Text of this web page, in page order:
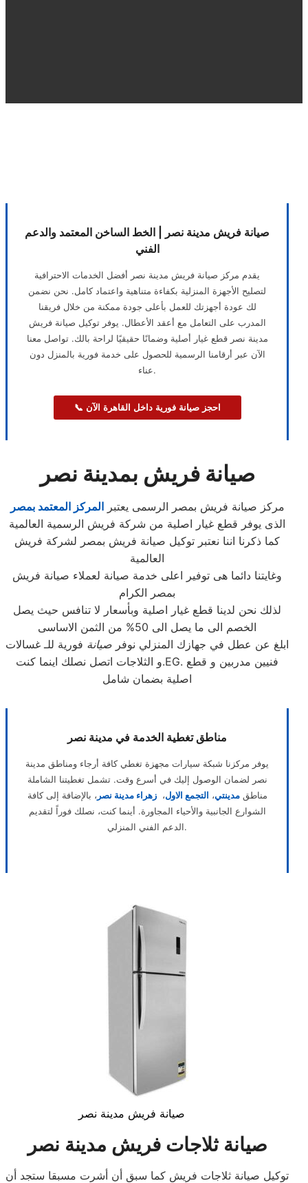
صيانة فريش مدينة نصر | الخط الساخن المعتمد والدعم
الفني
يقدم مركز صيانة فريش مدينة نصر أفضل الخدمات الاحترافية
لتصليح الأجهزة المنزلية بكفاءة متناهية واعتماد كامل. نحن نضمن
لك عودة أجهزتك للعمل بأعلى جودة ممكنة من خلال فريقنا
المدرب على التعامل مع أعقد الأعطال. يوفر توكيل صيانة فريش
مدينة نصر قطع غيار أصلية وضمانًا حقيقيًا لراحة بالك. تواصل معنا
الآن عبر أرقامنا الرسمية للحصول على خدمة فورية بالمنزل دون
عناء.
📞 احجز صيانة فورية داخل القاهرة الآن
صيانة فريش بمدينة نصر
مركز صيانة فريش بمصر الرسمى يعتبرالمركز المعتمد بمصر
الذى يوفر قطع غيار اصلية من شركة فريش الرسمية العالمية
كما ذكرنا اننا نعتبر توكيل صيانة فريش بمصر لشركة فريش
العالمية
وغايتنا دائما هى توفير اعلى خدمة صيانة لعملاء صيانة فريش
بمصر الكرام
لذلك نحن لدينا قطع غيار اصلية وبأسعار لا تنافس حيث يصل
الخصم الى ما يصل الى 50% من الثمن الاساسى
ابلغ عن عطل في جهازك المنزلي نوفر صيانة فورية للـ غسالات
و الثلاجات اتصل نصلك اينما كنت.EG. فنيين مدربين و قطع
اصلية بضمان شامل
مناطق تغطية الخدمة في مدينة نصر
يوفر مركزنا شبكة سيارات مجهزة تغطي كافة أرجاء ومناطق مدينة
نصر لضمان الوصول إليك في أسرع وقت. تشمل تغطيتنا الشاملة
مناطقمدينتي، التجمع الاول،زهراء مدينة نصر ، بالإضافة إلى كافة
الشوارع الجانبية والأحياء المجاورة. أينما كنت، نصلك فوراً لتقديم
الدعم الفني المنزلي.
صيانة فريش مدينة نصر
صيانة ثلاجات فريش مدينة نصر
توكيل صيانة ثلاجات فريش كما سبق أن أشرت مسبقا ستجد أن